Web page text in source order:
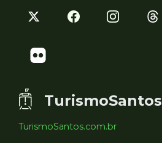
TurismoSantos
TurismoSantos.com.br